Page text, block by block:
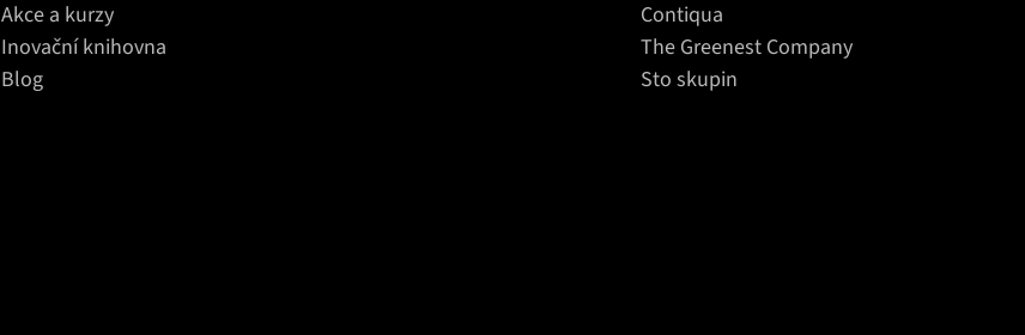
Akce a kurzy
Inovační knihovna
Blog
Contiqua
The Greenest Company
Sto skupin